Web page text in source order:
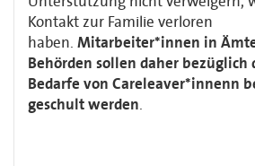
Kontakt zur Familie verloren
haben. Mitarbeiter*innen in
Behörden sollen daher bezüglich
Bedarfe von Careleaver*innenn
geschultwerden.